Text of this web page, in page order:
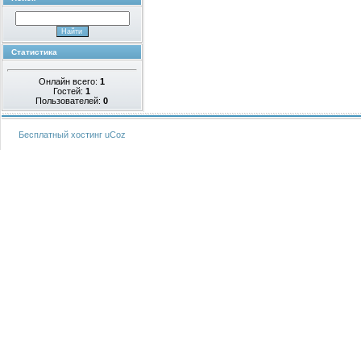
Статистика
Онлайн всего:1
Гостей:1
Пользователей:0
Бесплатный хостинг uCoz